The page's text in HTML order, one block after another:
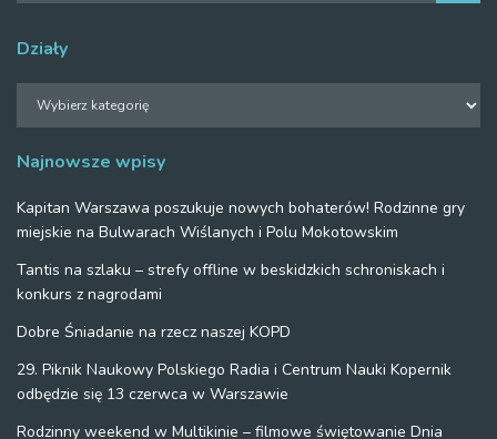
Działy
Najnowsze wpisy
Kapitan Warszawa poszukuje nowych bohaterów! Rodzinne gry
miejskie na Bulwarach Wiślanych i Polu Mokotowskim
Tantis na szlaku – strefy offline w beskidzkich schroniskach i
konkurs z nagrodami
Dobre Śniadanie na rzecz naszej KOPD
29. Piknik Naukowy Polskiego Radia i Centrum Nauki Kopernik
odbędzie się 13 czerwca w Warszawie
Rodzinny weekend w Multikinie – filmowe świętowanie Dnia